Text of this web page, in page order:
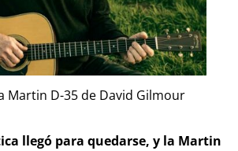
Martin D-35 de David Gilmour
llegó para quedarse, y la Martin